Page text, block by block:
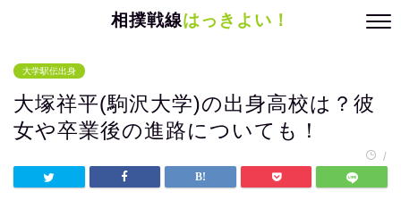
相撲戦線はっきよい！
大学駅伝出身
大塚祥平(駒沢大学)の出身高校は？彼
女や卒業後の進路についても！
/